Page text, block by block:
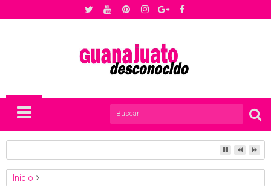
VIDEO: Día de muertos: Nuestra celebración que enseña al
Inicio